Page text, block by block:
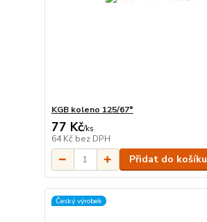
KGB koleno 125/67°
77 Kč/ks
64 Kč bez DPH
Přidat do košíku
Český výrobek